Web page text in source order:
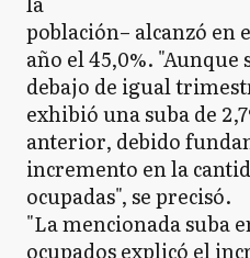
población– alcanzó
año el 45,0%. "Aunque
debajo de igual
exhibió una suba de
anterior, debido
incremento en la
ocupadas", se precisó.
"La mencionada suba
ocupados explicó el